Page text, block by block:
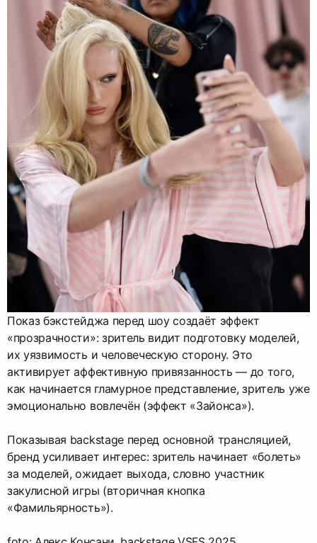
Показ бэкстейджа перед шоу создаёт эффект
«прозрачности»: зритель видит подготовку моделей,
их уязвимость и человеческую сторону. Это
активирует аффективную привязанность — до того,
как начинается гламурное представление, зритель уже
эмоционально вовлечён (эффект «Зайонса»).
Показывая backstage перед основной трансляцией,
бренд усиливает интерес: зритель начинает «болеть»
за моделей, ожидает выхода, словно участник
закулисной игры (вторичная кнопка
«Фамильярность»).